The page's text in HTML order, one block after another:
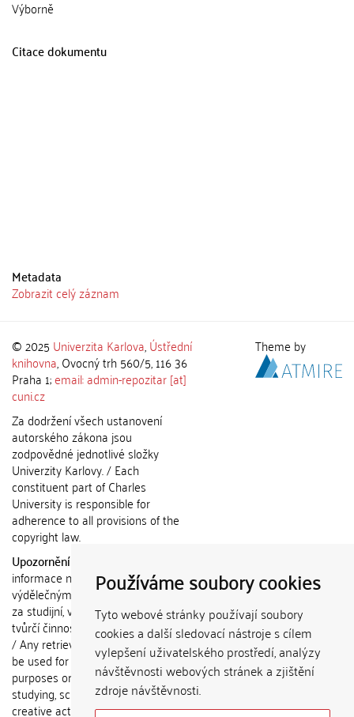
Používáme soubory cookies
Tyto webové stránky používají soubory
cookies a další sledovací nástroje s cílem
vylepšení uživatelského prostředí, analýzy
návštěvnosti webových stránek a zjištění
zdroje návštěvnosti.
Výborně
Citace dokumentu
Metadata
Zobrazit celý záznam
© 2025 Univerzita Karlova,Ústřední
knihovna, Ovocný trh 560/5, 116 36
Praha 1;email: admin-repozitar [at]
cuni.cz
Za dodržení všech ustanovení
autorského zákona jsou
zodpovědné jednotlivé složky
Univerzity Karlovy. / Each
constituent part of Charles
University is responsible for
adherence to all provisions of the
copyright law.
Upozornění / Notice:
informace nemohou být použity k
výdělečným účelům nebo vydávány
za studijní, vědeckou nebo jinou
tvůrčí činnost jiné osoby než autora.
/ Any retrieved information shall not
be used for any commercial
purposes or claimed as results of
studying, scientific or any other
creative activities of any person
Theme by